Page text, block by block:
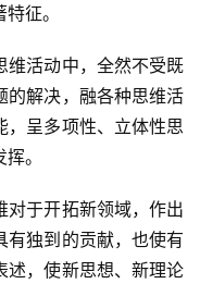
征。
维活动中，全然不受既
的解决，融各种思维活
，呈多项性、立体性思
。
对于开拓新领域，作出
有独到的贡献，也使有
述，使新思想、新理论